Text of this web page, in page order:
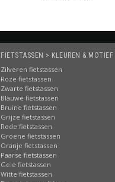
FIETSTASSEN > KLEUREN & MOTIEF
Zilveren fietstassen
Roze fietstassen
Zwarte fietstassen
Blauwe fietstassen
Bruine fietstassen
Grijze fietstassen
Rode fietstassen
Groene fietstassen
Oranje fietstassen
Paarse fietstassen
Gele fietstassen
Witte fietstassen